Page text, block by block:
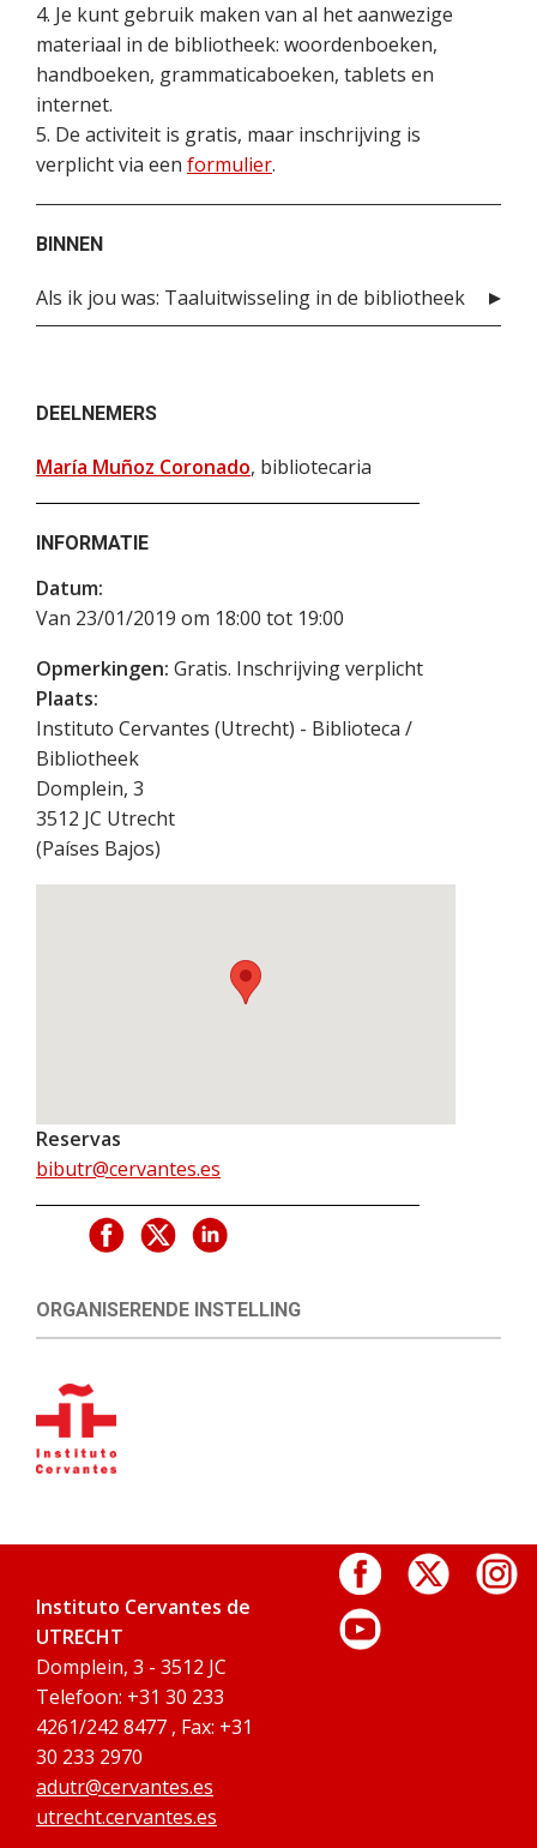
4. Je kunt gebruik maken van al het aanwezige
materiaal in de bibliotheek: woordenboeken,
handboeken, grammaticaboeken, tablets en
internet.
5. De activiteit is gratis, maar inschrijving is
verplicht via een formulier.
BINNEN
Als ik jou was: Taaluitwisseling in de bibliotheek
DEELNEMERS
María Muñoz Coronado, bibliotecaria
INFORMATIE
Datum:
Van 23/01/2019 om 18:00 tot 19:00
Opmerkingen: Gratis. Inschrijving verplicht
Plaats:
Instituto Cervantes (Utrecht) - Biblioteca /
Bibliotheek
Domplein, 3
3512 JC Utrecht
(Países Bajos)
Reservas
bibutr@cervantes.es
ORGANISERENDE INSTELLING
Instituto Cervantes de
UTRECHT
Domplein, 3 - 3512 JC
Telefoon: +31 30 233
4261/242 8477 , Fax: +31
30 233 2970
adutr@cervantes.es
utrecht.cervantes.es